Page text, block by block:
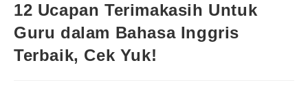
12 Ucapan Terimakasih Untuk
Guru dalam Bahasa Inggris
Terbaik, Cek Yuk!